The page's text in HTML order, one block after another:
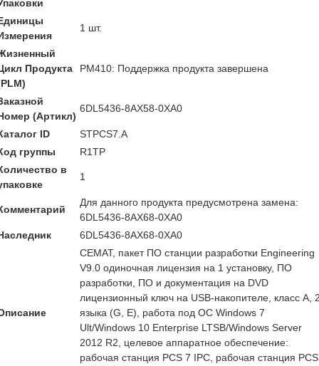
1 шт.
Продукта
PM410: Поддержка продукта завершена
(Артикл)
6DL5436-8AX58-0XA0
ID
STPCS7.A
группы
R1TP
в
1
Для данного продукта предусмотрена замена:
6DL5436-8AX68-0XA0
6DL5436-8AX68-0XA0
CEMAT, пакет ПО станции разработки Engineering
V9.0 одиночная лицензия на 1 установку, ПО
разработки, ПО и документация на DVD
лицензионный ключ на USB-накопителе, класс A,
языка (G, E), работа под ОС Windows 7
Ult/Windows 10 Enterprise LTSB/Windows Server
2012 R2, целевое аппаратное обеспечение:
рабочая станция PCS 7 IPC, рабочая станция PCS